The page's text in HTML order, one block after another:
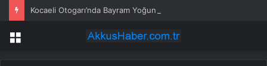
Kocaeli Otogarı’nda Bayram Yoğunluğu
Menü